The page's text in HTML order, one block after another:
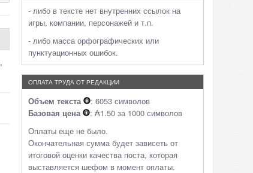
- либо в тексте нет внутренних ссылок на
игры, компании, персонажей и т.п.
- либо масса орфографических или
пунктуационных ошибок.
ОПЛАТА ТРУДА ОТ РЕДАКЦИИ
Объем текста
: 6053 символов
Базовая цена
: ₳1.50 за 1000 символов
Оплаты еще не было.
Окончательная сумма будет зависеть от
итоговой оценки качества поста, которая
выставляется шефом в момент оплаты.